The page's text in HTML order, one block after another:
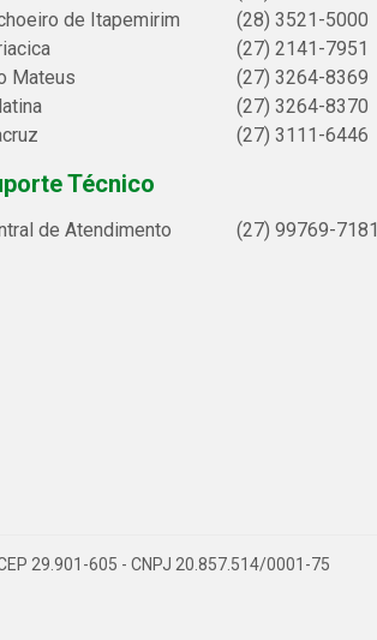
de Itapemirim
(28) 3521-5000
(27) 2141-7951
Mateus
(27) 3264-8369
(27) 3264-8370
(27) 3111-6446
Técnico
de Atendimento (27) 99769-7181
29.901-605 - CNPJ 20.857.514/0001-75